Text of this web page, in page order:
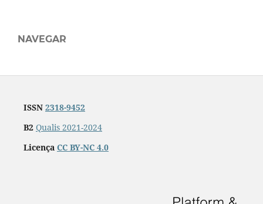
NAVEGAR
ISSN 2318-9452
B2 Qualis 2021-2024
Licença CC BY-NC 4.0